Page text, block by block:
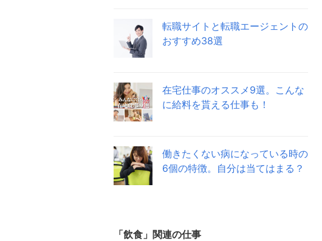
転職サイトと転職エージェントの
おすすめ38選
在宅仕事のオススメ9選。こんな
に給料を貰える仕事も！
働きたくない病になっている時の
6個の特徴。自分は当てはまる？
「飲食 」関連の仕事